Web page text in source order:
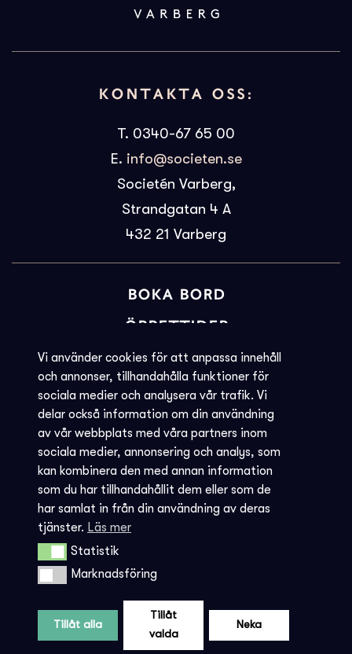
Vi använder cookies för att anpassa innehåll
och annonser, tillhandahålla funktioner för
sociala medier och analysera vår trafik. Vi
delar också information om din användning
av vår webbplats med våra partners inom
sociala medier, annonsering och analys, som
kan kombinera den med annan information
som du har tillhandahållit dem eller som de
har samlat in från din användning av deras
tjänster. Läs mer
StatistikStatistik
Marknadsföring
Marknadsföring
Tillåt alla
Tillåt
valda
Neka
KONTAKTA OSS:
T. 0340-67 65 00
E. info@societen.se
Societén Varberg,
Strandgatan 4 A
432 21 Varberg
BOKA BORD
ÖPPETTIDER
BILJETTINFORMATION
KVARGLÖMT
Societéns policy
JOBBA MED OSS
INTEGRITETSPOLICY
AVBOKNING - REGLER